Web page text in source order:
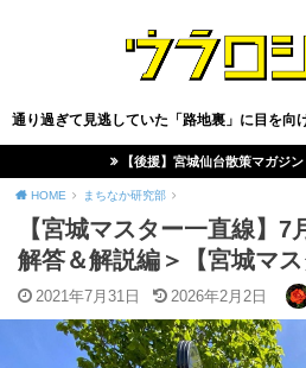
通り過ぎて見逃していた「路地裏」に目を向
【後援】宮城仙台散策マガジ
HOME まちなか研究部
【宮城マスター一直線】7
解答＆解説編＞【宮城マス
2021年7月31日 2026年2月2日